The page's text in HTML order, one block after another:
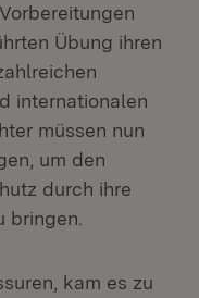
Übung ihren
internationalen
müssen nun
um den
durch ihre
bringen.
kam es zu